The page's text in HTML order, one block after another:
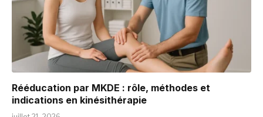
Rééducation par MKDE : rôle, méthodes et
indications en kinésithérapie